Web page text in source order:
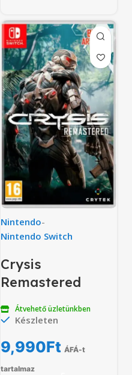
Nintendo-
Nintendo Switch
Crysis
Remastered
Átvehető üzletünkben
Készleten
9,990Ft ÁFÁ-t
tartalmaz